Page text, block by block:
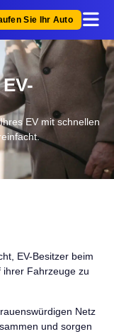
Sie Ihr Auto
EV mit schnellen
EV-Besitzer beim
ihrer Fahrzeuge zu
Netz
und sorgen